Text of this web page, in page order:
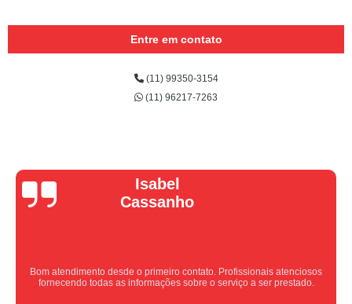
Entre em contato
(11) 99350-3154
(11) 96217-7263
Vera Maria
Equipe nota 10, trabalho rápido com excelência , super organizados.
Super indico.